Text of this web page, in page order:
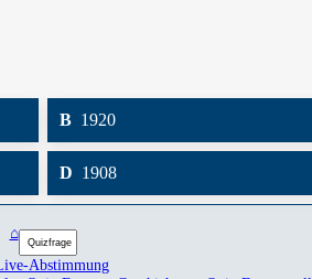
B 1920
D 1908
⌂
Abstimmung